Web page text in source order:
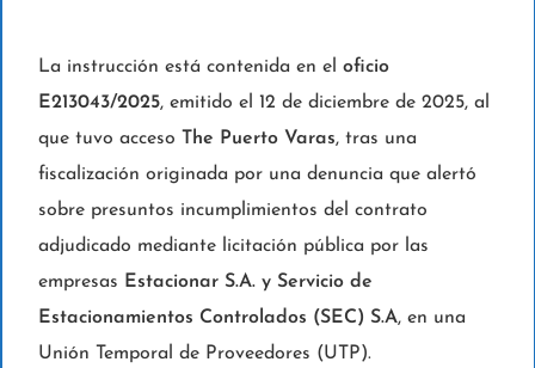
La instrucción está contenida en el oficio
E213043/2025, emitido el 12 de diciembre de 2025, al
que tuvo acceso The Puerto Varas, tras una
fiscalización originada por una denuncia que alertó
sobre presuntos incumplimientos del contrato
adjudicado mediante licitación pública por las
empresas Estacionar S.A. y Servicio de
Estacionamientos Controlados (SEC) S.A, en una
Unión Temporal de Proveedores (UTP).